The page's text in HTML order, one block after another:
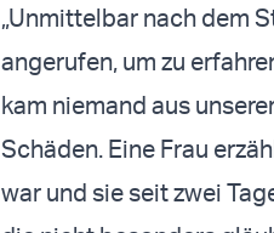
„Unmittelbar nach dem
angerufen, um zu
kam niemand aus
Schäden. Eine Frau
war und sie seit zwei